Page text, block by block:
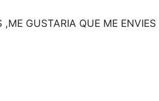
GUSTARIA QUE ME ENVIES